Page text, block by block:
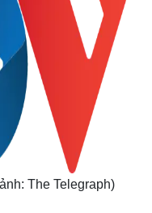
The Telegraph)